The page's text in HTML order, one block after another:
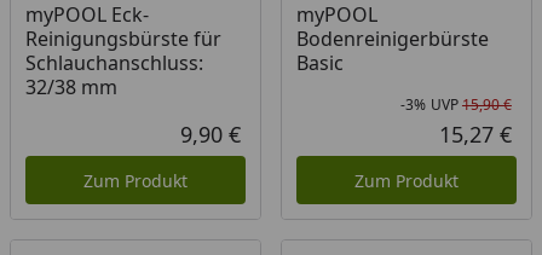
myPOOL Eck-
Reinigungsbürste für
Schlauchanschluss:
32/38 mm
Aktueller Preis
9,90 €
Zum Produkt
myPOOL
Bodenreinigerbürste
Basic
-3% UVP15,90 €
15,27 €
Zum Produkt